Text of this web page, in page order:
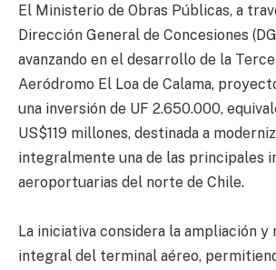
El Ministerio de Obras Públicas, a
Dirección General de Concesiones
avanzando en el desarrollo de la
Aeródromo El Loa de Calama,
una inversión de UF 2.650.000,
US$119 millones, destinada a
integralmente una de las principales
aeroportuarias del norte de Chile.
La iniciativa considera la ampliación y
integral del terminal aéreo,